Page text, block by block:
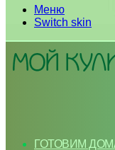
Меню
Switch skin
ГОТОВИМ